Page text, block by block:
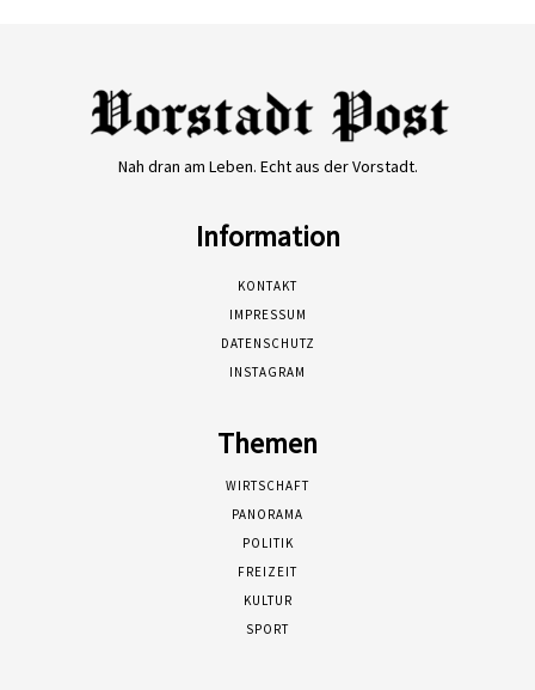
Nah dran am Leben. Echt aus der Vorstadt.
Information
KONTAKT
IMPRESSUM
DATENSCHUTZ
INSTAGRAM
Themen
WIRTSCHAFT
PANORAMA
POLITIK
FREIZEIT
KULTUR
SPORT